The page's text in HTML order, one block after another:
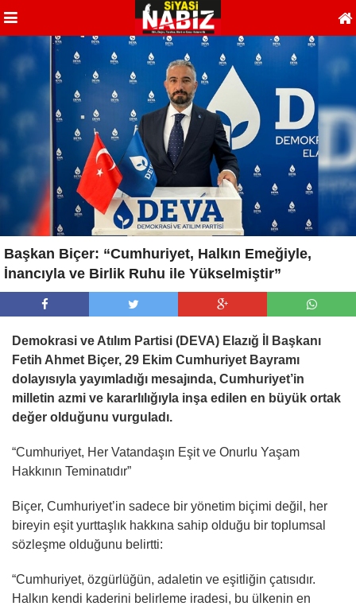
Başkan Biçer: “Cumhuriyet, Halkın Emeğiyle,
İnancıyla ve Birlik Ruhu ile Yükselmiştir”
Demokrasi ve Atılım Partisi (DEVA) Elazığ İl Başkanı
Fetih Ahmet Biçer, 29 Ekim Cumhuriyet Bayramı
dolayısıyla yayımladığı mesajında, Cumhuriyet’in
milletin azmi ve kararlılığıyla inşa edilen en büyük ortak
değer olduğunu vurguladı.
“Cumhuriyet, Her Vatandaşın Eşit ve Onurlu Yaşam
Hakkının Teminatıdır”
Biçer, Cumhuriyet’in sadece bir yönetim biçimi değil, her
bireyin eşit yurttaşlık hakkına sahip olduğu bir toplumsal
sözleşme olduğunu belirtti:
“Cumhuriyet, özgürlüğün, adaletin ve eşitliğin çatısıdır.
Halkın kendi kaderini belirleme iradesi, bu ülkenin en